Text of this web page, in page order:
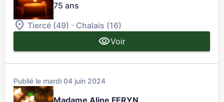
75 ans
Tiercé (49) - Chalais (16)
Voir
Publié le mardi 04 juin 2024